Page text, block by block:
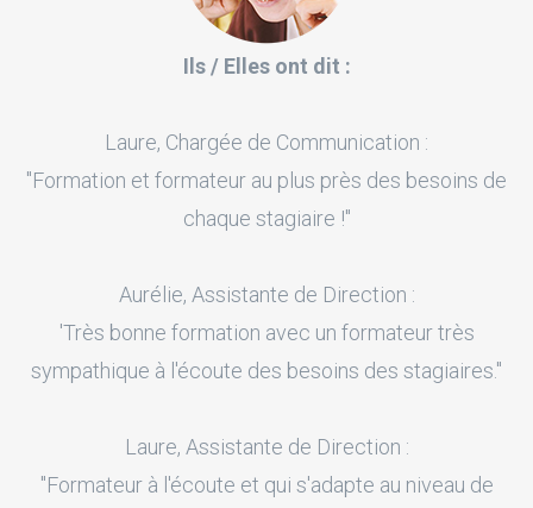
Ils / Elles ont dit :
Laure, Chargée de Communication :
"Formation et formateur au plus près des besoins de
chaque stagiaire !"
Aurélie, Assistante de Direction :
'Très bonne formation avec un formateur très
sympathique à l'écoute des besoins des stagiaires."
Laure, Assistante de Direction :
"Formateur à l'écoute et qui s'adapte au niveau de